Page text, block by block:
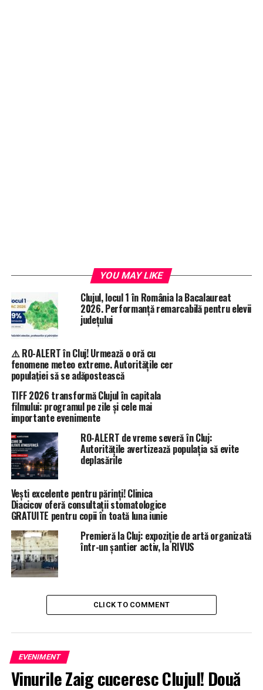
YOU MAY LIKE
Clujul, locul 1 în România la Bacalaureat
2026. Performanță remarcabilă pentru elevii
județului
⚠️ RO-ALERT în Cluj! Urmează o oră cu
fenomene meteo extreme. Autoritățile cer
populației să se adăpostească
TIFF 2026 transformă Clujul în capitala
filmului: programul pe zile și cele mai
importante evenimente
RO-ALERT de vreme severă în Cluj:
Autoritățile avertizează populația să evite
deplasările
Vești excelente pentru părinți! Clinica
Diacicov oferă consultații stomatologice
GRATUITE pentru copii în toată luna iunie
Premieră la Cluj: expoziție de artă organizată
într-un șantier activ, la RIVUS
CLICK TO COMMENT
EVENIMENT
Vinurile Zaig cuceresc Clujul! Două